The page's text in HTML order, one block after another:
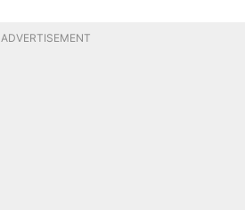
ADVERTISEMENT